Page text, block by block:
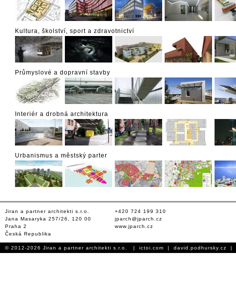
Kultura, školství, sport a zdravotnictví
Průmyslové a dopravní stavby
Interiér a drobná architektura
Urbanismus a městský parter
Jiran a partner architekti s.r.o.
Jana Masaryka 257/26, 120 00
Praha 2
Česká Republika
+420 724 199 310
jparch@jparch.cz
www.jparch.cz
© 2012-2026 Jiran a partner architekti s.r.o. | ictoi.com | david.podhursky.cz |